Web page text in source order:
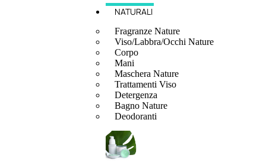
NATURALI
Fragranze Nature
Viso/Labbra/Occhi Nature
Corpo
Mani
Maschera Nature
Trattamenti Viso
Detergenza
Bagno Nature
Deodoranti